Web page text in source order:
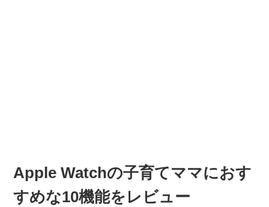
Apple Watchの子育てママにおす
すめな10機能をレビュー